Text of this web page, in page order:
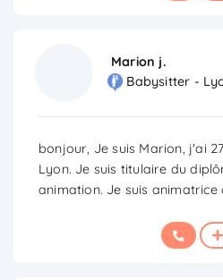
Marion j.
Babysitter -
bonjour, Je suis Marion, j'ai
Lyon. Je suis titulaire du
animation. Je suis animatrice